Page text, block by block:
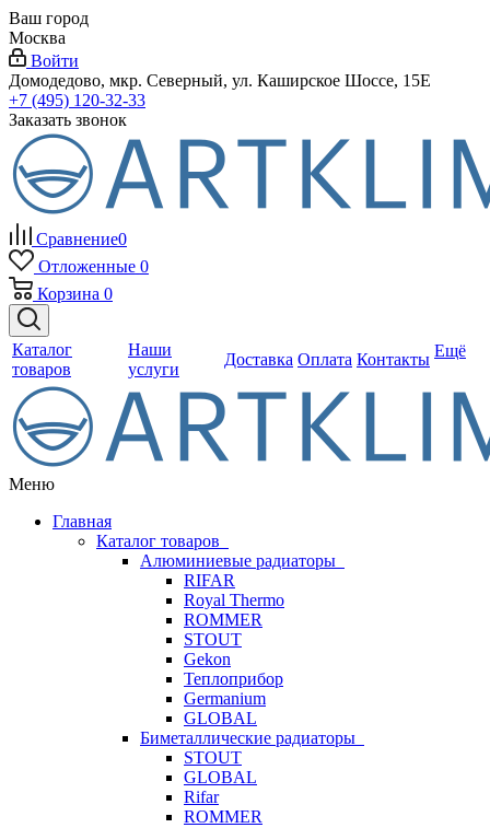
Ваш город
Москва
Войти
Домодедово, мкр. Северный, ул. Каширское Шоссе, 15Е
+7 (495) 120-32-33
Заказать звонок
Сравнение0
Отложенные 0
Корзина 0
Каталог
товаров
Наши
услуги
Доставка Оплата Контакты Ещё
Меню
Главная
Каталог товаров
Алюминиевые радиаторы
RIFAR
Royal Thermo
ROMMER
STOUT
Gekon
Теплоприбор
Germanium
GLOBAL
Биметаллические радиаторы
STOUT
GLOBAL
Rifar
ROMMER